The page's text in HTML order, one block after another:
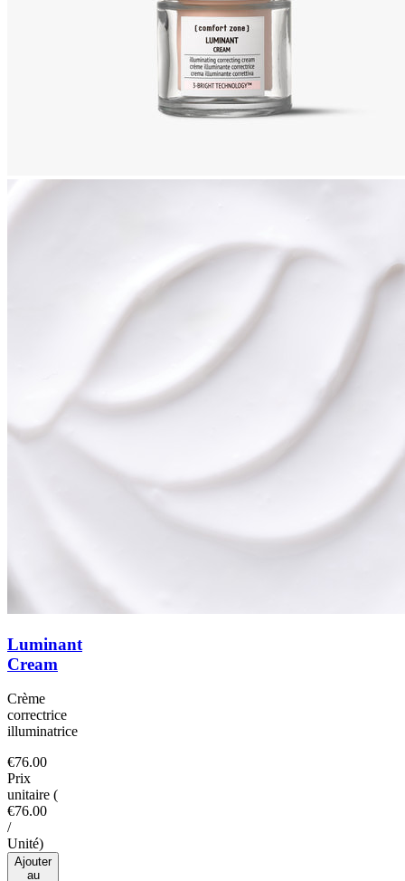
Luminant
Cream
Crème
correctrice
illuminatrice
€76.00
Prix
unitaire (
€76.00
/
Unité)
Ajouter
au